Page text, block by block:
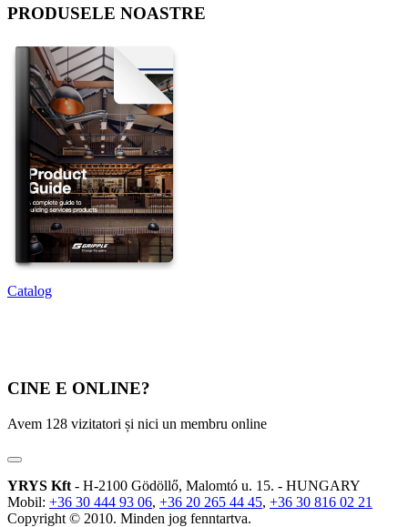
PRODUSELE NOASTRE
Catalog
CINE E ONLINE?
Avem 128 vizitatori și nici un membru online
YRYS Kft - H-2100 Gödöllő, Malomtó u. 15. - HUNGARY
Mobil: +36 30 444 93 06, +36 20 265 44 45, +36 30 816 02 21
Copyright © 2010. Minden jog fenntartva.